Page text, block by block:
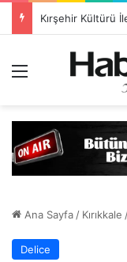
TSO Başkan
Ana Sayfa/ Kırıkkale
Delice